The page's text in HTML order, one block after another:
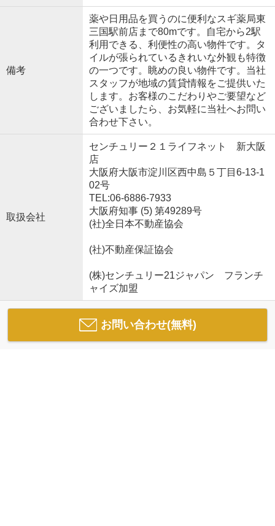
備考
薬や日用品を買うのに便利なスギ薬局東
三国駅前店まで80mです。自宅から2駅
利用できる、利便性の高い物件です。タ
イルが張られているきれいな外観も特徴
の一つです。眺めの良い物件です。当社
スタッフが地域の賃貸情報をご提供いた
します。お客様のこだわりやご要望など
ございましたら、お気軽に当社へお問い
合わせ下さい。
取扱会社
センチュリー２１ライフネット 新大阪
店
大阪府大阪市淀川区西中島５丁目6-13-1
02号
TEL:06-6886-7933
大阪府知事 (5) 第49289号
(社)全日本不動産協会
(社)不動産保証協会
(株)センチュリー21ジャパン フランチ
ャイズ加盟
お問い合わせ(無料)